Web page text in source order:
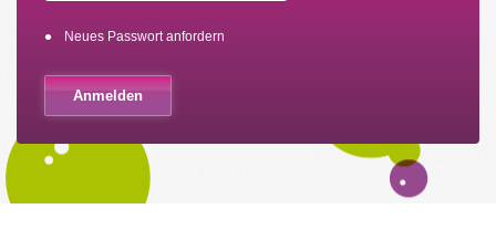
Neues Passwort anfordern